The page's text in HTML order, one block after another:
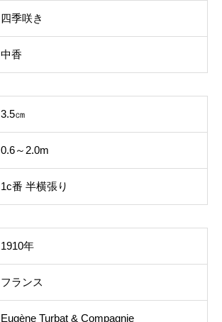
四季咲き
中香
3.5㎝
0.6～2.0m
1c番 半横張り
1910年
フランス
Eugène Turbat & Compagnie